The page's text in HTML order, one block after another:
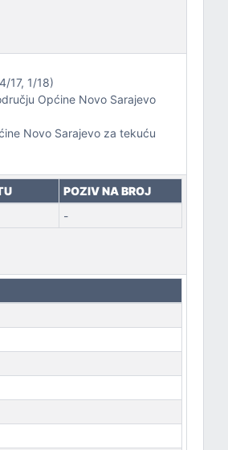
17, 1/18)
Općine Novo Sarajevo
Novo Sarajevo za tekuću
POZIV NA BROJ
-